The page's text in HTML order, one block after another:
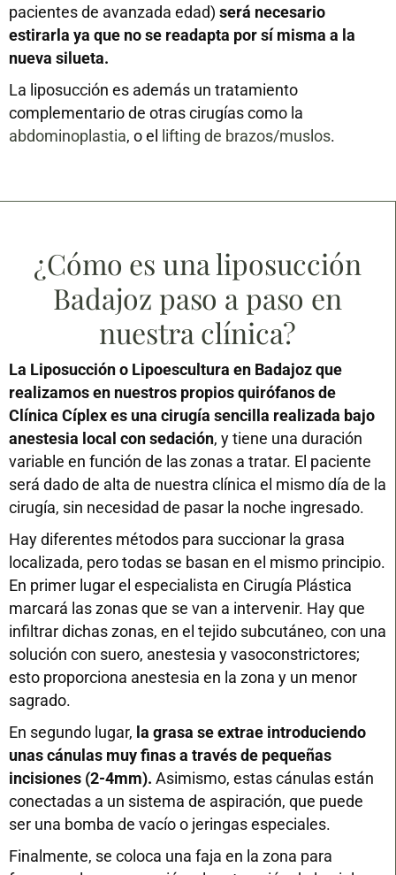
pacientes de avanzada edad) será necesario
estirarla ya que no se readapta por sí misma a la
nueva silueta.
La liposucción es además un tratamiento
complementario de otras cirugías como la
abdominoplastia, o el lifting de brazos/muslos.
¿Cómo es una liposucción
Badajoz paso a paso en
nuestra clínica?
La Liposucción o Lipoescultura en Badajoz que
realizamos en nuestros propios quirófanos de
Clínica Cíplex es una cirugía sencilla realizada bajo
anestesia local con sedación, y tiene una duración
variable en función de las zonas a tratar. El paciente
será dado de alta de nuestra clínica el mismo día de la
cirugía, sin necesidad de pasar la noche ingresado.
Hay diferentes métodos para succionar la grasa
localizada, pero todas se basan en el mismo principio.
En primer lugar el especialista en Cirugía Plástica
marcará las zonas que se van a intervenir. Hay que
infiltrar dichas zonas, en el tejido subcutáneo, con una
solución con suero, anestesia y vasoconstrictores;
esto proporciona anestesia en la zona y un menor
sagrado.
En segundo lugar, la grasa se extrae introduciendo
unas cánulas muy finas a través de pequeñas
incisiones (2-4mm). Asimismo, estas cánulas están
conectadas a un sistema de aspiración, que puede
ser una bomba de vacío o jeringas especiales.
Finalmente, se coloca una faja en la zona para